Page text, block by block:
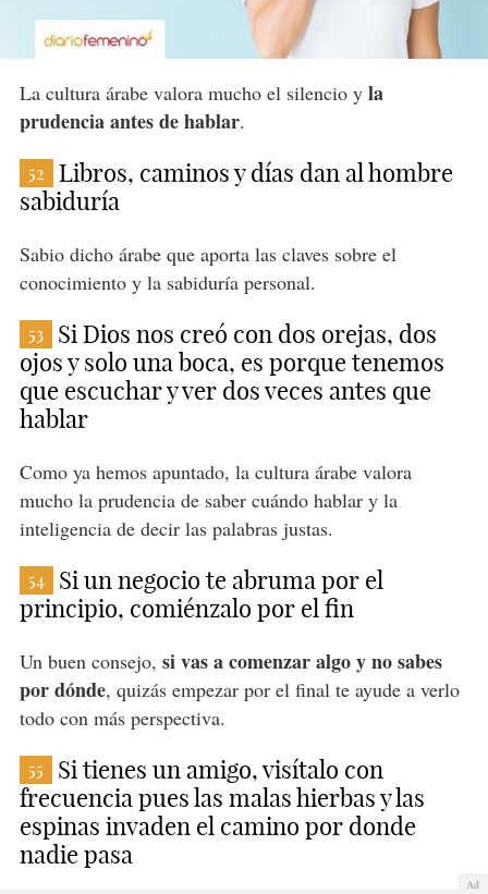
La cultura árabe valora mucho el silencio y la
prudencia antes de hablar.
52
Libros, caminos y días dan al hombre
sabiduría
Sabio dicho árabe que aporta las claves sobre el
conocimiento y la sabiduría personal.
53
Si Dios nos creó con dos orejas, dos
ojos y solo una boca, es porque tenemos
que escuchar y ver dos veces antes que
hablar
Como ya hemos apuntado, la cultura árabe valora
mucho la prudencia de saber cuándo hablar y la
inteligencia de decir las palabras justas.
54
Si un negocio te abruma por el
principio, comiénzalo por el fin
Un buen consejo, si vas a comenzar algo y no sabes
por dónde, quizás empezar por el final te ayude a verlo
todo con más perspectiva.
55
Si tienes un amigo, visítalo con
frecuencia pues las malas hierbas y las
espinas invaden el camino por donde
nadie pasa
Ad